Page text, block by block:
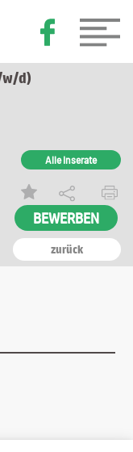
w/d)
zurück
Alle Inserate